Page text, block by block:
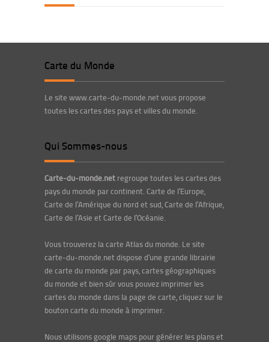
Carte du Monde
Le site www.carte-du-monde.net vous propose
toutes les cartes des pays et villes du monde.
Qui Sommes-nous
Carte-du-monde.net regroupe toutes les cartes des
pays du monde par continent. Carte de l’Europe,
Carte de l’Amérique du nord et sud, Carte de l’Afrique,
Carte de l’Asie et Carte de l’Océanie.
Vous trouverez la carte Atlas du monde. Le site
carte-du-monde.net dispose d’une grande librairie
de carte du monde par pays, cartes géographiques
du monde et bien sûr vous pouvez imprimer les
cartes du monde dans la page de carte, cliquez sur le
bouton carte du monde à imprimer.
Nous utilisons google maps pour générer les plans et